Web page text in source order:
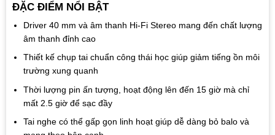
ĐẶC ĐIỂM NỔI BẬT
Driver 40 mm và âm thanh Hi-Fi Stereo mang đến chất lượng
âm thanh đỉnh cao
Thiết kế chụp tai chuẩn công thái học giúp giảm tiếng ồn môi
trường xung quanh
Thời lượng pin ấn tượng, hoạt động lên đến 15 giờ mà chỉ
mất 2.5 giờ để sạc đầy
Tai nghe có thể gấp gọn linh hoạt giúp dễ dàng bỏ balo và